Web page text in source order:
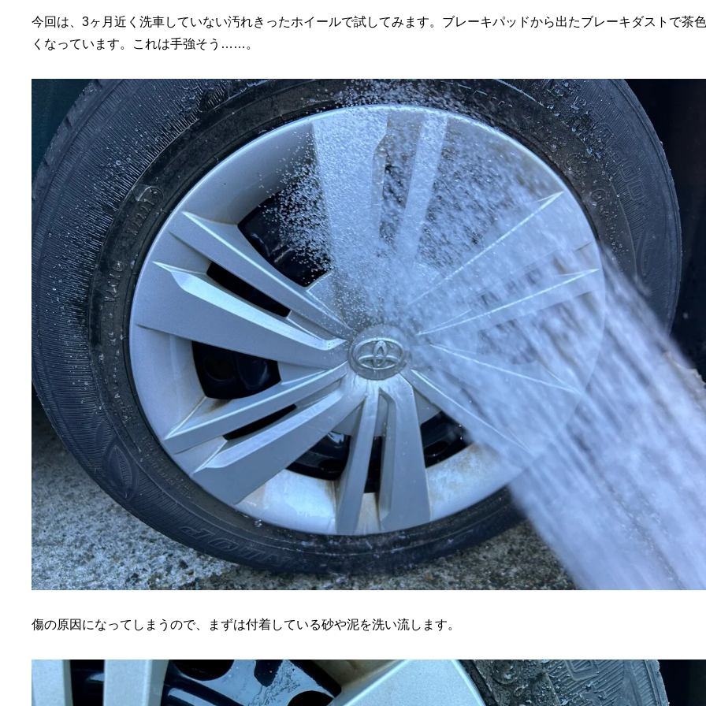
今回は、3ヶ月近く洗車していない汚れきったホイールで試してみます。ブレーキパッドから出たブレーキダストで茶色
くなっています。これは手強そう……。
傷の原因になってしまうので、まずは付着している砂や泥を洗い流します。